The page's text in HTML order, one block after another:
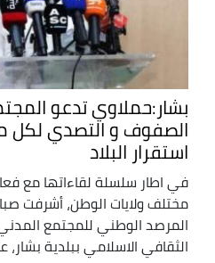
بشار:حملاوي تدعو
الصفوف و التصدي لكل
استقرار البلاد
في اطار سلسلة لقاءاتها مع
مختلف ولايات الوطن، أشرفت صباح
المرصد الوطني للمجتمع المدني
الثقافي الاسلامي ببلدية بشار،